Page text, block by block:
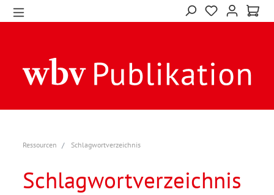
Ressourcen Schlagwortverzeichnis
Schlagwortverzeichnis